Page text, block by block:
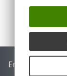
End of Life